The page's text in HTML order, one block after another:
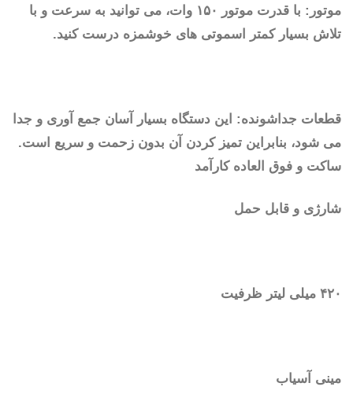
موتور: با قدرت موتور ۱۵۰ وات، می توانید به سرعت و با
تلاش بسیار کمتر اسموتی های خوشمزه درست کنید.
قطعات جداشونده: این دستگاه بسیار آسان جمع آوری و جدا
می شود، بنابراین تمیز کردن آن بدون زحمت و سریع است.
ساکت و فوق العاده کارآمد
شارژی و قابل حمل
۴۲۰ میلی لیتر ظرفیت
مینی آسیاب